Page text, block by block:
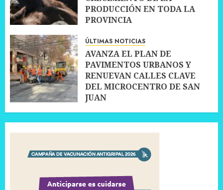
PRODUCCIÓN EN TODA LA
PROVINCIA
ÚLTIMAS NOTICIAS
AVANZA EL PLAN DE
PAVIMENTOS URBANOS Y
RENUEVAN CALLES CLAVE
DEL MICROCENTRO DE SAN
JUAN
10 JULIO, 2026 0